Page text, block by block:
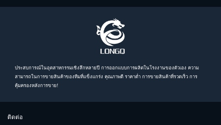
ติดต่อ
ประสบการณ์ในอุตสาหกรรมเชิงลึกหลายปี การออกแบบการผลิตในโรงงานของตัวเอง ความ
สามารถในการขายสินค้าของทีมที่แข็งแกร่ง คุณภาพดี ราคาต่ำ การขายสินค้าที่รวดเร็ว การ
คุ้มครองหลังการขาย!